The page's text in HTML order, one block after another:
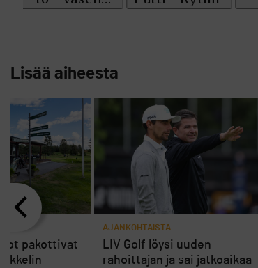
Lisää aiheesta
pakottivat
AJANKOHTAISTA
LIV Golf löysi uuden
rahoittajan ja sai jatkoaikaa